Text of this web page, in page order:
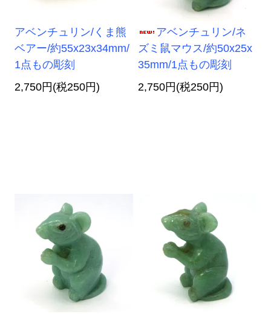
アベンチュリン/くま熊
ベアー/約55x23x34mm/
1点もの彫刻
2,750円(税250円)
アベンチュリン/ネ
ズミ鼠マウス/約50x25x
35mm/1点もの彫刻
2,750円(税250円)